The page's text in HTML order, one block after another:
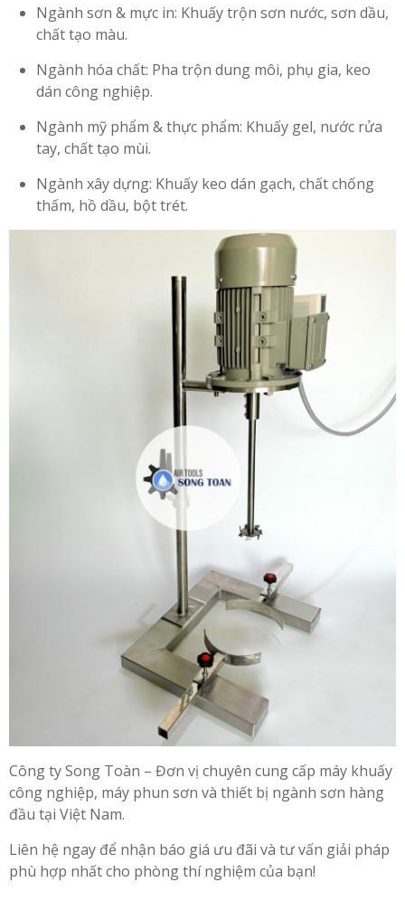
Ngành sơn & mực in: Khuấy trộn sơn nước, sơn dầu,
chất tạo màu.
Ngành hóa chất: Pha trộn dung môi, phụ gia, keo
dán công nghiệp.
Ngành mỹ phẩm & thực phẩm: Khuấy gel, nước rửa
tay, chất tạo mùi.
Ngành xây dựng: Khuấy keo dán gạch, chất chống
thấm, hồ dầu, bột trét.
Công ty Song Toàn – Đơn vị chuyên cung cấp máy khuấy
công nghiệp, máy phun sơn và thiết bị ngành sơn hàng
đầu tại Việt Nam.
Liên hệ ngay để nhận báo giá ưu đãi và tư vấn giải pháp
phù hợp nhất cho phòng thí nghiệm của bạn!